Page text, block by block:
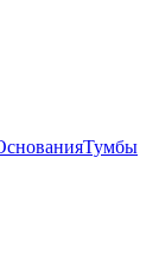
Тумбы